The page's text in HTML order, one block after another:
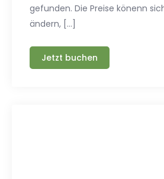
gefunden. Die Preise könenn
ändern, […]
Jetzt buchen